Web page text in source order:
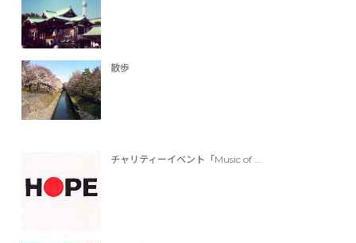
散歩
チャリティーイベント「Music of ...